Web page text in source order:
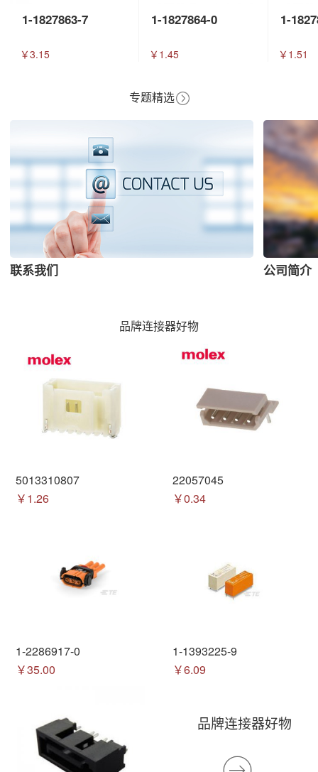
1-1827863-7
￥3.15
1-1827864-0
￥1.45
1-
￥1.51
专题精选
联系我们 公司简介
品牌连接器好物
5013310807
￥1.26
22057045
￥0.34
1-2286917-0
￥35.00
1-1393225-9
￥6.09
品牌连接器好物